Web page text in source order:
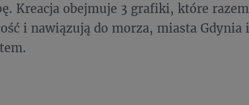
Kreacja obejmuje 3 grafiki, które razem
i nawiązują do morza, miasta Gdynia i